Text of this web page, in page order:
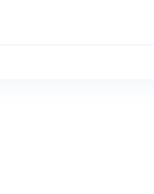
Ps requested